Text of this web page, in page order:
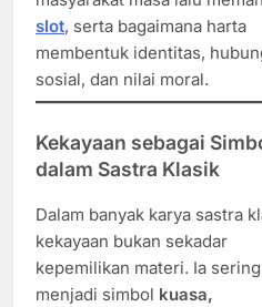
slot, serta bagaimana harta
membentuk identitas,
sosial, dan nilai moral.
Kekayaan sebagai
dalam Sastra Klasik
Dalam banyak karya sastra
kekayaan bukan sekadar
kepemilikan materi. Ia sering
menjadi simbol kuasa,